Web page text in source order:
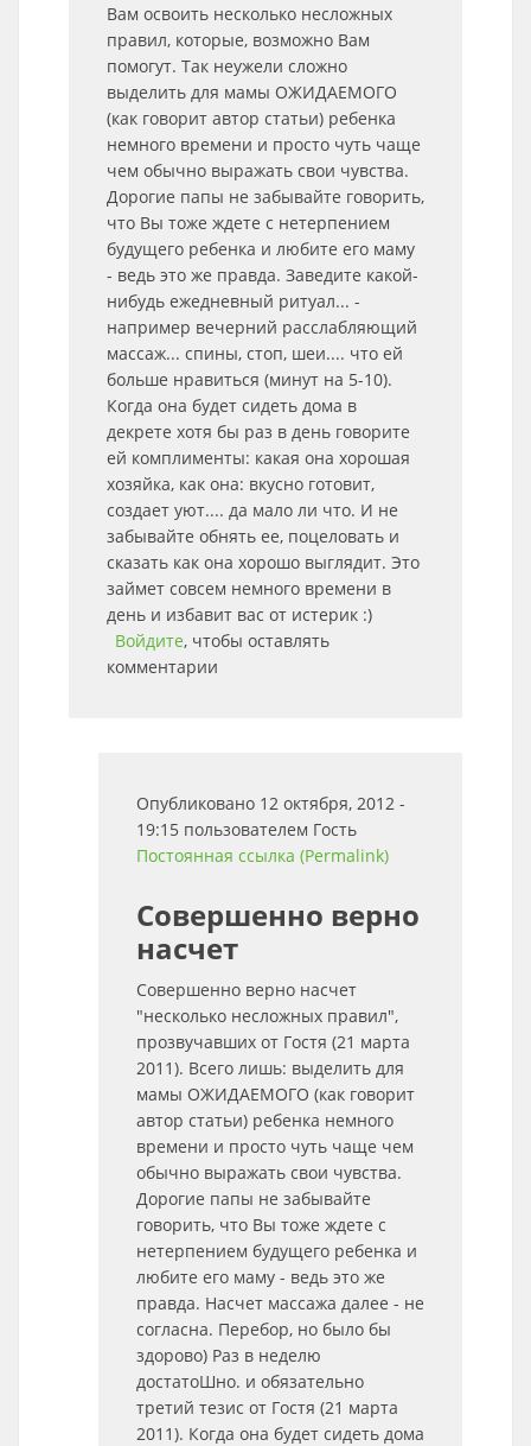
Вам освоить несколько несложных
правил, которые, возможно Вам
помогут. Так неужели сложно
выделить для мамы ОЖИДАЕМОГО
(как говорит автор статьи) ребенка
немного времени и просто чуть чаще
чем обычно выражать свои чувства.
Дорогие папы не забывайте говорить,
что Вы тоже ждете с нетерпением
будущего ребенка и любите его маму
- ведь это же правда. Заведите какой-
нибудь ежедневный ритуал... -
например вечерний расслабляющий
массаж... спины, стоп, шеи.... что ей
больше нравиться (минут на 5-10).
Когда она будет сидеть дома в
декрете хотя бы раз в день говорите
ей комплименты: какая она хорошая
хозяйка, как она: вкусно готовит,
создает уют.... да мало ли что. И не
забывайте обнять ее, поцеловать и
сказать как она хорошо выглядит. Это
займет совсем немного времени в
день и избавит вас от истерик :)
Войдите, чтобы оставлять
комментарии
Опубликовано 12 октября, 2012 -
19:15 пользователем Гость
Постоянная ссылка (Permalink)
Совершенно верно
насчет
Совершенно верно насчет
"несколько несложных правил",
прозвучавших от Гостя (21 марта
2011). Всего лишь: выделить для
мамы ОЖИДАЕМОГО (как говорит
автор статьи) ребенка немного
времени и просто чуть чаще чем
обычно выражать свои чувства.
Дорогие папы не забывайте
говорить, что Вы тоже ждете с
нетерпением будущего ребенка и
любите его маму - ведь это же
правда. Насчет массажа далее - не
согласна. Перебор, но было бы
здорово) Раз в неделю
достатоШно. и обязательно
третий тезис от Гостя (21 марта
2011). Когда она будет сидеть дома